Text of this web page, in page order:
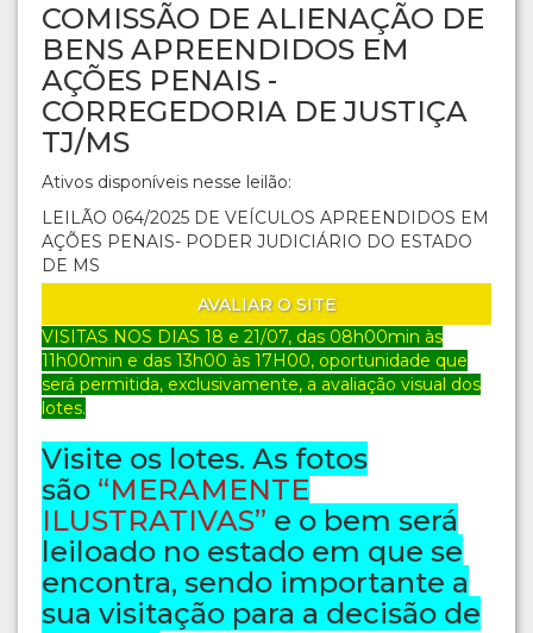
COMISSÃO DE ALIENAÇÃO DE
BENS APREENDIDOS EM
AÇÕES PENAIS -
CORREGEDORIA DE JUSTIÇA
TJ/MS
Ativos disponíveis nesse leilão:
LEILÃO 064/2025 DE VEÍCULOS APREENDIDOS EM
AÇÕES PENAIS- PODER JUDICIÁRIO DO ESTADO
DE MS
AVALIAR O SITE
VISITAS NOS DIAS 18 e 21/07, das 08h00min às
11h00min e das 13h00 às 17H00, oportunidade que
será permitida, exclusivamente, a avaliação visual dos
lotes.
Visite os lotes. As fotos
são “MERAMENTE
ILUSTRATIVAS” e o bem será
leiloado no estado em que se
encontra, sendo importante a
sua visitação para a decisão de